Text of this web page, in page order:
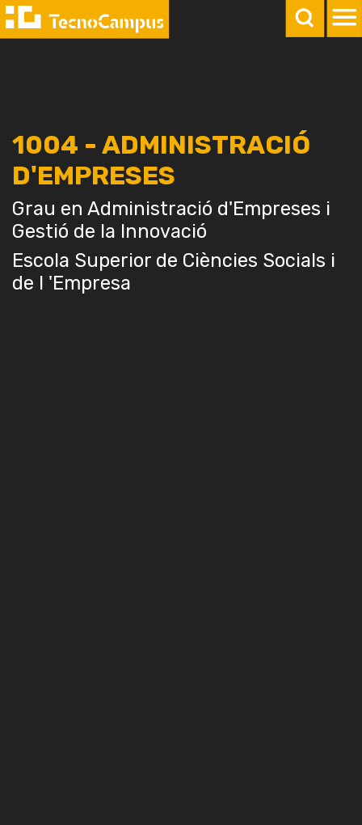
1004 - ADMINISTRACIÓ
D'EMPRESES
Grau en Administració d'Empreses i
Gestió de la Innovació
Escola Superior de Ciències Socials i
de l 'Empresa